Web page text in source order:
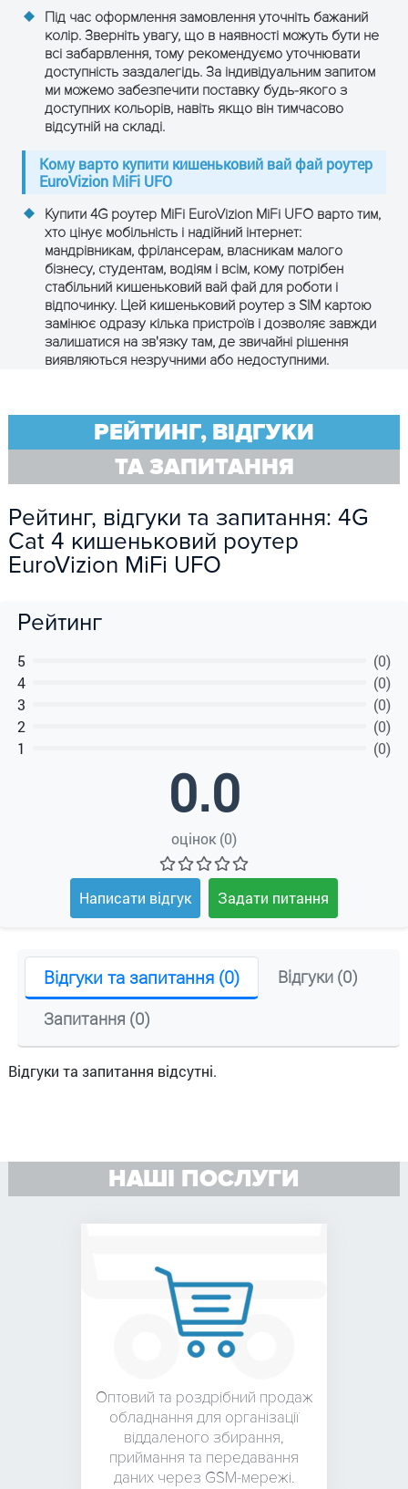
Під час оформлення замовлення уточніть бажаний
колір. Зверніть увагу, що в наявності можуть бути не
всі забарвлення, тому рекомендуємо уточнювати
доступність заздалегідь. За індивідуальним запитом
ми можемо забезпечити поставку будь-якого з
доступних кольорів, навіть якщо він тимчасово
відсутній на складі.
Кому варто купити кишеньковий вай фай роутер
EuroVizion MiFi UFO
Купити 4G роутер MiFi EuroVizion MiFi UFO варто тим,
хто цінує мобільність і надійний інтернет:
мандрівникам, фрілансерам, власникам малого
бізнесу, студентам, водіям і всім, кому потрібен
стабільний кишеньковий вай фай для роботи і
відпочинку. Цей кишеньковий роутер з SIM картою
замінює одразу кілька пристроїв і дозволяє завжди
залишатися на зв'язку там, де звичайні рішення
виявляються незручними або недоступними.
список Wi-Fi
DMZ Підтримується
HTTP сервер Вбудований
SNTP Підтримується
ЗАЛИШТЕ ЗАЯВКУ
і отримайте консультацію
ОТРИМАТИ КОНСУЛЬТАЦІЮ
РЕЙТИНГ, ВІДГУКИ
ТА ЗАПИТАННЯ
Рейтинг, відгуки та запитання: 4G
Cat 4 кишеньковий роутер
EuroVizion MiFi UFO
Рейтинг
5
(0)
4
(0)
3
(0)
2
(0)
1
(0)
0.0
оцінок (0)
Написати відгук Задати питання
Відгуки та запитання (0)
Відгуки (0)
Запитання (0)
Відгуки та запитання відсутні.
НАШІ ПОСЛУГИ
Оптовий та роздрібний продаж
обладнання для організації
віддаленого збирання,
приймання та передавання
даних через GSM-мережі.